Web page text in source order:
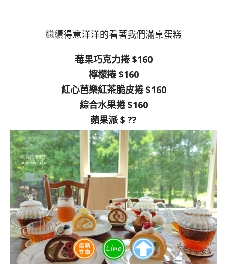
繼續得意洋洋的看著我們滿桌蛋糕
莓果巧克力捲 $160
檸檬捲 $160
紅心芭樂紅茶脆皮捲 $160
綜合水果捲 $160
蘋果派 $ ??